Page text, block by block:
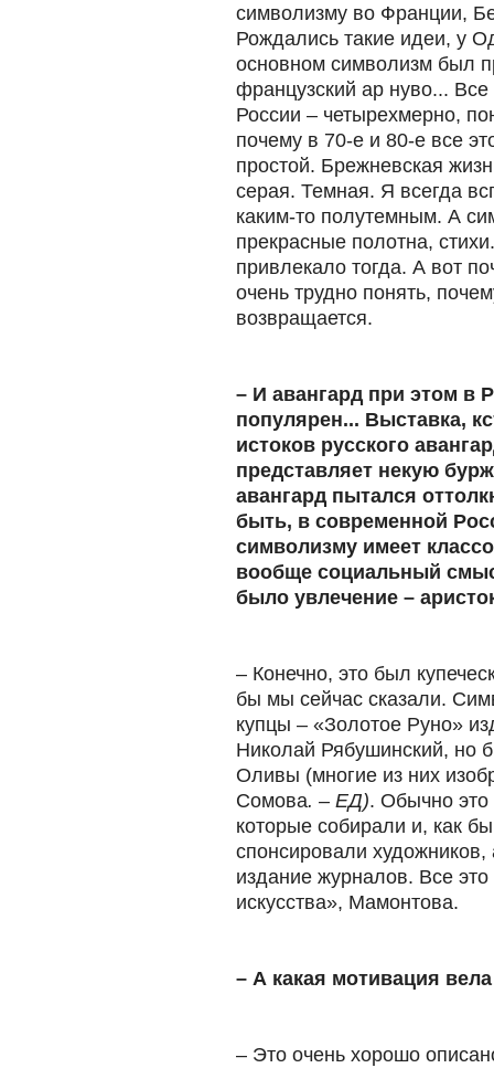
символизму во Франции,
Рождались такие идеи, у
основном символизм был
французский ар нуво...
России – четырехмерно,
почему в 70-е и 80-е все
простой. Брежневская
серая. Темная. Я всегда
каким-то полутемным. А
прекрасные полотна,
привлекало тогда. А вот
очень трудно понять,
возвращается.
– И авангард при этом в
популярен... Выставка,
истоков русского
представляет некую
авангард пытался
быть, в современной
символизму имеет
вообще социальный
было увлечение –
– Конечно, это был
бы мы сейчас сказали.
купцы – «Золотое Руно»
Николай Рябушинский, но
Оливы (многие из них
Сомова. – ЕД). Обычно
которые собирали и, как
спонсировали
издание журналов. Все
искусства», Мамонтова.
– А какая мотивация
– Это очень хорошо